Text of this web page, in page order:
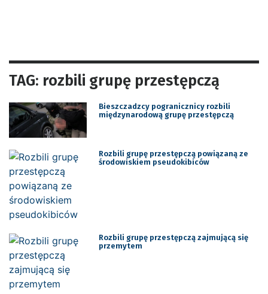
TAG: rozbili grupę przestępczą
Bieszczadzcy pogranicznicy rozbili
międzynarodową grupę przestępczą
Rozbili grupę przestępczą powiązaną ze
środowiskiem pseudokibiców
Rozbili grupę przestępczą zajmującą się
przemytem